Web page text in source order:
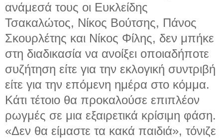
ανάμεσά τους οι Ευκλείδης
Τσακαλώτος, Νίκος Βούτσης, Πάνος
Σκουρλέτης και Νίκος Φίλης, δεν μπήκε
στη διαδικασία να ανοίξει οποιαδήποτε
συζήτηση είτε για την εκλογική συντριβή
είτε για την επόμενη ημέρα στο κόμμα.
Κάτι τέτοιο θα προκαλούσε επιπλέον
ρωγμές σε μια εξαιρετικά κρίσιμη φάση.
«Δεν θα είμαστε τα κακά παιδιά», τόνιζε